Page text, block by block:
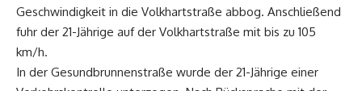
Geschwindigkeit in die Volkhartstraße abbog. Anschließend
fuhr der 21-Jährige auf der Volkhartstraße mit bis zu 105
km/h.
In der Gesundbrunnenstraße wurde der 21-Jährige einer